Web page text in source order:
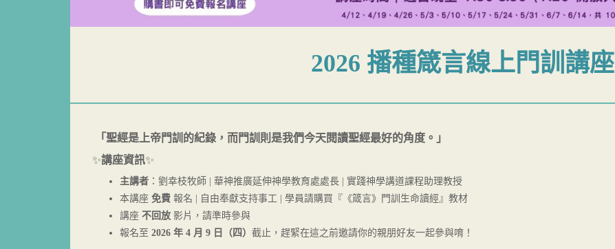
2026 播種箴言線上門訓講座
「聖經是上帝門訓的紀錄，而門訓則是我們今天閱讀聖經最好的角度。」
✨講座資訊✨
主講者 ：劉幸枝牧師 | 華神推廣延伸神學教育處處長 | 實踐神學講道課程助理教授
本講座 免費 報名 | 自由奉獻支持事工 | 學員請購買『《箴言》門訓生命讀經』教材
講座 不回放 影片，請準時參與
報名至 2026 年 4 月 9 日（四） 截止，趕緊在這之前邀請你的親朋好友一起參與唷！